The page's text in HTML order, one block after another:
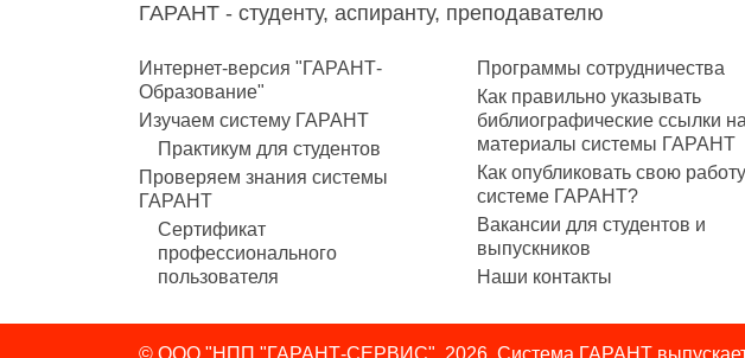
ГАРАНТ - студенту, аспиранту, преподавателю
Интернет-версия "ГАРАНТ-
Образование"
Изучаем систему ГАРАНТ
Практикум для студентов
Проверяем знания системы
ГАРАНТ
Сертификат
профессионального
пользователя
Программы сотрудничества
Как правильно указывать
библиографические ссылки на
материалы системы ГАРАНТ
Как опубликовать свою
системе ГАРАНТ?
Вакансии для студентов и
выпускников
Наши контакты